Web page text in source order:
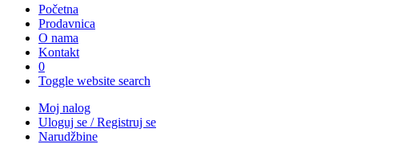
Početna
Prodavnica
O nama
Kontakt
0
Toggle website search
Moj nalog
Uloguj se / Registruj se
Narudžbine